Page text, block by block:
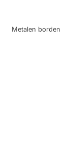
Metalen borden